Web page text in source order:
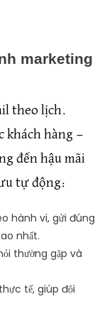
marketing
theo lịch.
khách hàng —
đến hậu mãi
tự động:
hành vi, gửi đúng
nhất.
thường gặp và
tế, giúp đội